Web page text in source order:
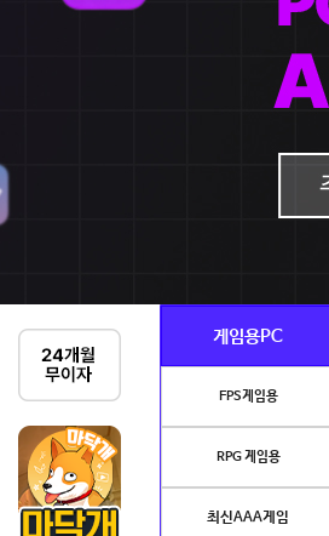
게임용PC
FPS게임용
RPG 게임용
최신AAA게임